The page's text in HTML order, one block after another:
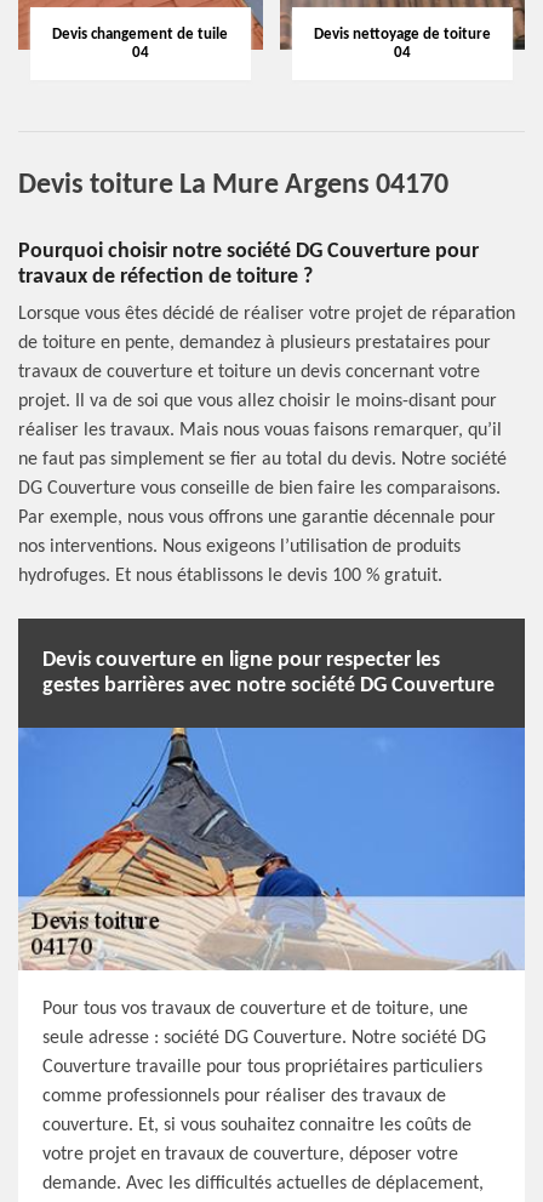
Devis changement de tuile
04
Devis nettoyage de toiture
04
Devis toiture La Mure Argens 04170
Pourquoi choisir notre société DG Couverture pour
travaux de réfection de toiture ?
Lorsque vous êtes décidé de réaliser votre projet de réparation
de toiture en pente, demandez à plusieurs prestataires pour
travaux de couverture et toiture un devis concernant votre
projet. Il va de soi que vous allez choisir le moins-disant pour
réaliser les travaux. Mais nous vouas faisons remarquer, qu’il
ne faut pas simplement se fier au total du devis. Notre société
DG Couverture vous conseille de bien faire les comparaisons.
Par exemple, nous vous offrons une garantie décennale pour
nos interventions. Nous exigeons l’utilisation de produits
hydrofuges. Et nous établissons le devis 100 % gratuit.
Devis couverture en ligne pour respecter les
gestes barrières avec notre société DG Couverture
Pour tous vos travaux de couverture et de toiture, une
seule adresse : société DG Couverture. Notre société DG
Couverture travaille pour tous propriétaires particuliers
comme professionnels pour réaliser des travaux de
couverture. Et, si vous souhaitez connaitre les coûts de
votre projet en travaux de couverture, déposer votre
demande. Avec les difficultés actuelles de déplacement,